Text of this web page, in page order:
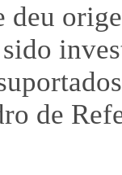
deu
de